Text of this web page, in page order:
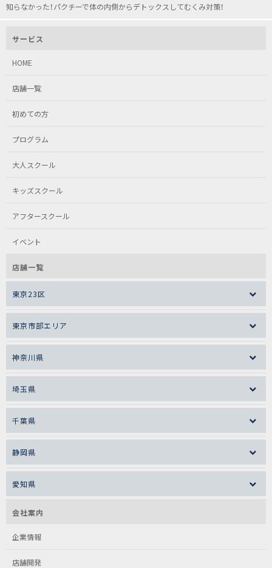
知らなかった！パクチーで体の内側からデトックスしてむくみ対策！
サービス
HOME
店舗一覧
初めての方
プログラム
大人スクール
キッズスクール
アフタースクール
イベント
店舗一覧
東京23区
東京市部エリア
神奈川県
埼玉県
千葉県
静岡県
愛知県
会社案内
企業情報
店舗開発